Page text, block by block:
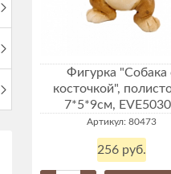
Фигурка "Собака
косточкой",
7*5*9см,
Артикул: 80473
256 руб.